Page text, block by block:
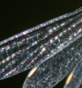
Projekte und
Initiative
Urwald
Togo - ein
GAK-
Nistkästen